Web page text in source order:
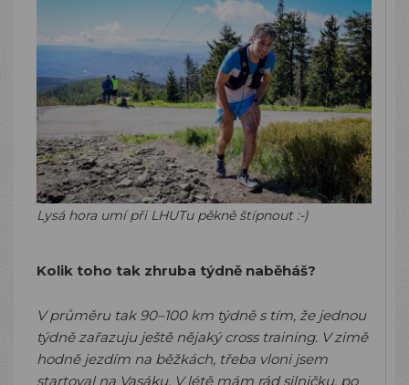
Lysá hora umí při LHUTu pěkně štípnout :-)
Kolik toho tak zhruba týdně naběháš?
V průměru tak 90–100 km týdně s tím, že jednou
týdně zařazuju ještě nějaký cross training. V zimě
hodně jezdím na běžkách, třeba vloni jsem
startoval na Vasáku. V létě mám rád silničku, po